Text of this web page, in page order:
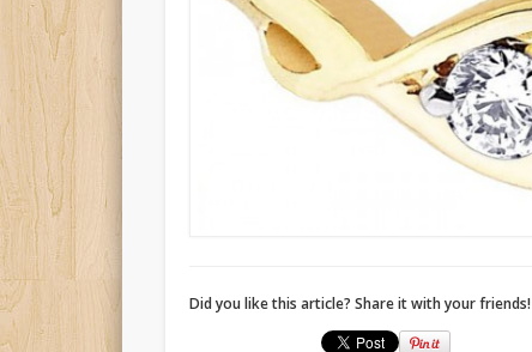
Did you like this article? Share it with your friends!